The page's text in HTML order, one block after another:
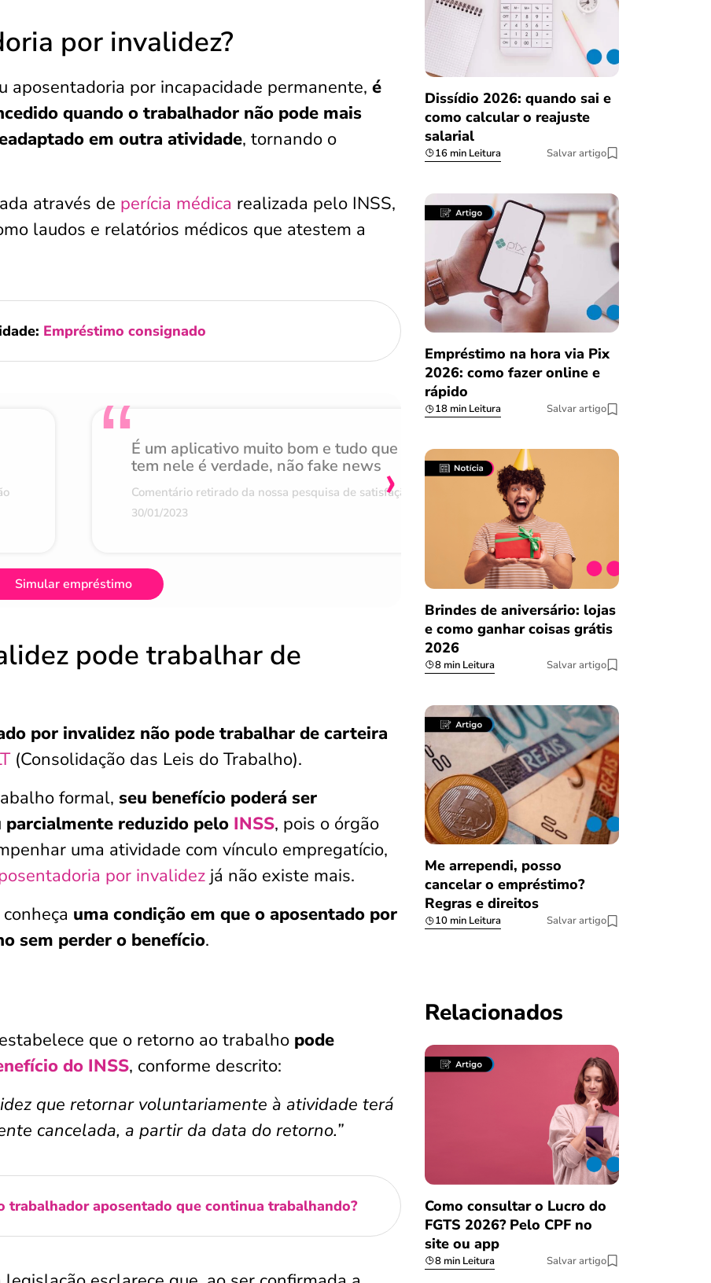
por invalidez?
aposentadoria por incapacidade permanente, é
quando o trabalhador não pode mais
em outra atividade, tornando o
através de perícia médica realizada pelo INSS,
laudos e relatórios médicos que atestem a
Empréstimo consignado
É um aplicativo muito bom e tudo que
tem nele é verdade, não fake news
Comentário retirado da nossa pesquisa de satisfação
30/01/2023
Achei muito rápido,
burocracia
Comentário retirado da nossa
08/03/2023
›
Simular empréstimo
pode trabalhar de
por invalidez não pode trabalhar de carteira
(Consolidação das Leis do Trabalho).
formal, seu benefício poderá ser
reduzido pelo INSS, pois o órgão
uma atividade com vínculo empregatício,
por invalidez já não existe mais.
uma condição em que o aposentado por
sem perder o benefício.
estabelece que o retorno ao trabalho pode
do INSS, conforme descrito:
que retornar voluntariamente à atividade terá
cancelada, a partir da data do retorno.”
trabalhador aposentado que continua trabalhando?
Dissídio 2026: quando sai e
como calcular o reajuste
salarial
16 min Leitura Salvar artigo
Empréstimo na hora via Pix
2026: como fazer online e
rápido
18 min Leitura Salvar artigo
Brindes de aniversário: lojas
e como ganhar coisas grátis
2026
8 min Leitura Salvar artigo
Me arrependi, posso
cancelar o empréstimo?
Regras e direitos
10 min Leitura Salvar artigo
Relacionados
Como consultar o Lucro do
FGTS 2026? Pelo CPF no
site ou app
8 min Leitura Salvar artigo